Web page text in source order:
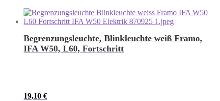
Begrenzungsleuchte, Blinkleuchte weiß Framo,
IFA W50, L60, Fortschritt
19,10 €